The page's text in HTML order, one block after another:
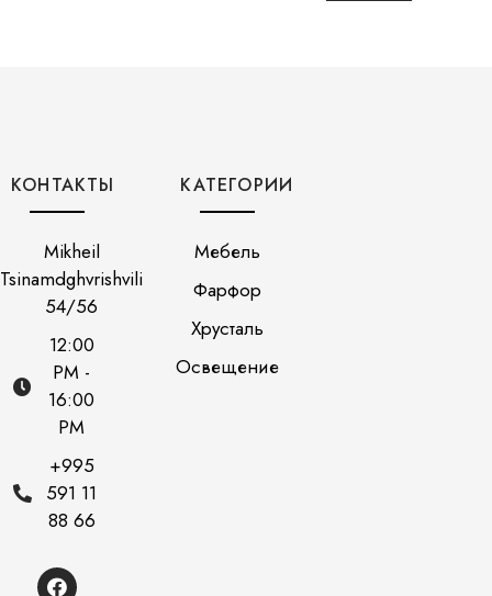
КОНТАКТЫ
Mikheil
Tsinamdghvrishvili
54/56
12:00
PM -
16:00
PM
+995
591 11
88 66
КАТЕГОРИИ
Мебель
Фарфор
Хрусталь
Освещение